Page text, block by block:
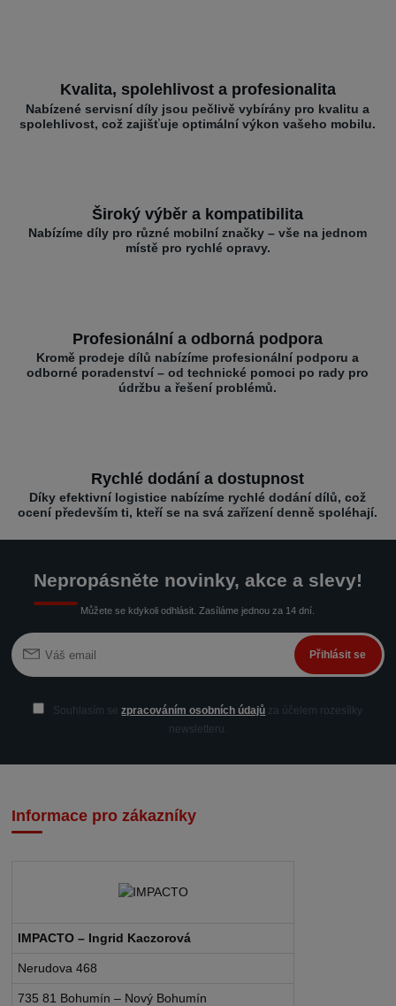
Kvalita, spolehlivost a profesionalita
Nabízené servisní díly jsou pečlivě vybírány pro kvalitu a
spolehlivost, což zajišťuje optimální výkon vašeho mobilu.
Široký výběr a kompatibilita
Nabízíme díly pro různé mobilní značky – vše na jednom
místě pro rychlé opravy.
Profesionální a odborná podpora
Kromě prodeje dílů nabízíme profesionální podporu a
odborné poradenství – od technické pomoci po rady pro
údržbu a řešení problémů.
Rychlé dodání a dostupnost
Díky efektivní logistice nabízíme rychlé dodání dílů, což
ocení především ti, kteří se na svá zařízení denně spoléhají.
Nepropásněte novinky, akce a slevy!
Můžete se kdykoli odhlásit. Zasíláme jednou za 14 dní.
Přihlásit se
Souhlasím sezpracováním osobních údajů za účelem rozesílky
newsletteru.
Informace pro zákazníky
IMPACTO – Ingrid Kaczorová
Nerudova 468
735 81 Bohumín – Nový Bohumín